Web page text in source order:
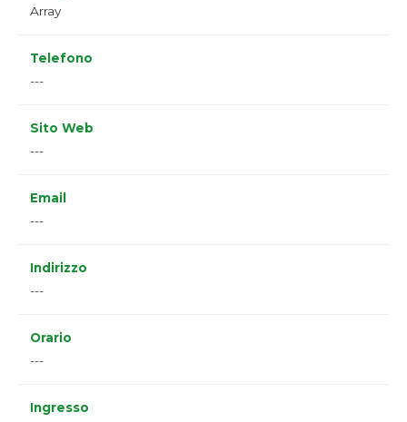
Array
Telefono
---
Sito Web
---
Email
---
Indirizzo
---
Orario
---
Ingresso